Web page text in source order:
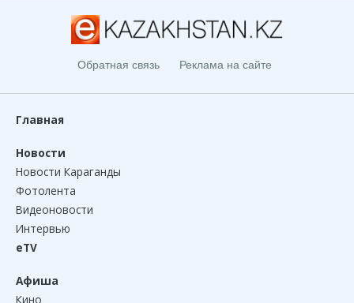
Обратная связь Реклама на сайте
Главная
Новости
Новости Караганды
Фотолента
Видеоновости
Интервью
eTV
Афиша
Кино